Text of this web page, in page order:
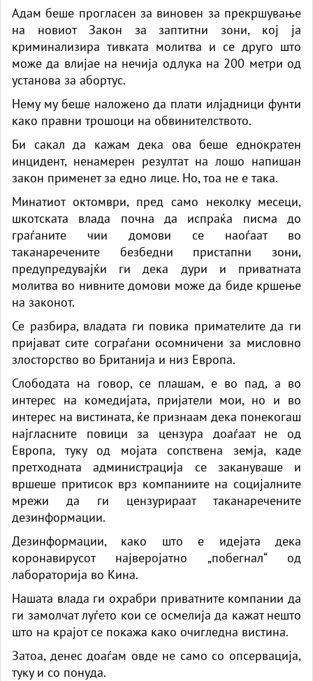
Адам беше прогласен за виновен за прекршување
на новиот Закон за заптитни зони, кој ја
криминализира тивката молитва и се друго што
може да влијае на нечија одлука на 200 метри од
установа за абортус.
Нему му беше наложено да плати илјадници фунти
како правни трошоци на обвинителството.
Би сакал да кажам дека ова беше еднократен
инцидент, ненамерен резултат на лошо напишан
закон применет за едно лице. Но, тоа не е така.
Минатиот октомври, пред само неколку месеци,
шкотската влада почна да испраќа писма до
граѓаните чии домови се наоѓаат во
таканаречените безбедни пристапни зони,
предупредувајќи ги дека дури и приватната
молитва во нивните домови може да биде кршење
на законот.
Се разбира, владата ги повика примателите да ги
пријават сите сограѓани осомничени за мисловно
злосторство во Британија и низ Европа.
Слободата на говор, се плашам, е во пад, а во
интерес на комедијата, пријатели мои, но и во
интерес на вистината, ќе признаам дека понекогаш
најгласните повици за цензура доаѓаат не од
Европа, туку од мојата сопствена земја, каде
претходната администрација се закануваше и
вршеше притисок врз компаниите на социјалните
мрежи да ги цензурираат таканаречените
дезинформации.
Дезинформации, како што е идејата дека
коронавирусот најверојатно „побегнал“ од
лабораторија во Кина.
Нашата влада ги охрабри приватните компании да
ги замолчат луѓето кои се осмелија да кажат нешто
што на крајот се покажа како очигледна вистина.
Затоа, денес доаѓам овде не само со опсервација,
туку и со понуда.